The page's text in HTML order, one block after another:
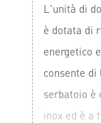
L'unità di
è dotata di
energetico
consente
serbatoio è
inox ed è a